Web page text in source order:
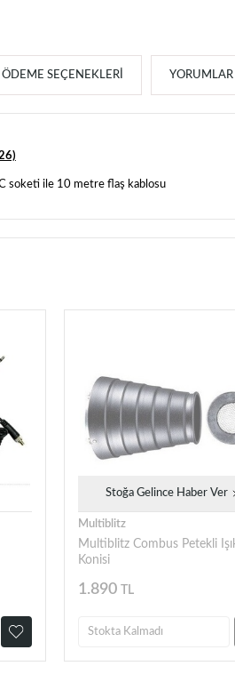
ÖDEME SEÇENEKLERI YORUMLAR
soketi ile 10 metre flaş kablosu
Stoğa Gelince Haber Ver
Multiblitz
Multiblitz Combus Petekli
Konisi
1.890 TL
Stokta Kalmadı